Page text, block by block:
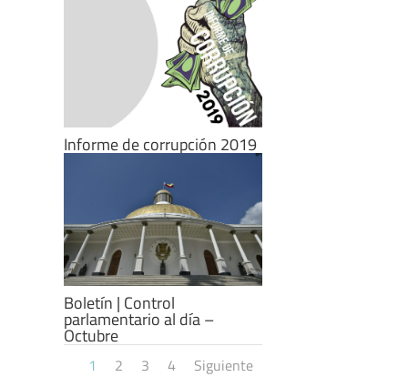
Informe de corrupción 2019
Boletín | Control
parlamentario al día –
Octubre
1 2 3 4 Siguiente